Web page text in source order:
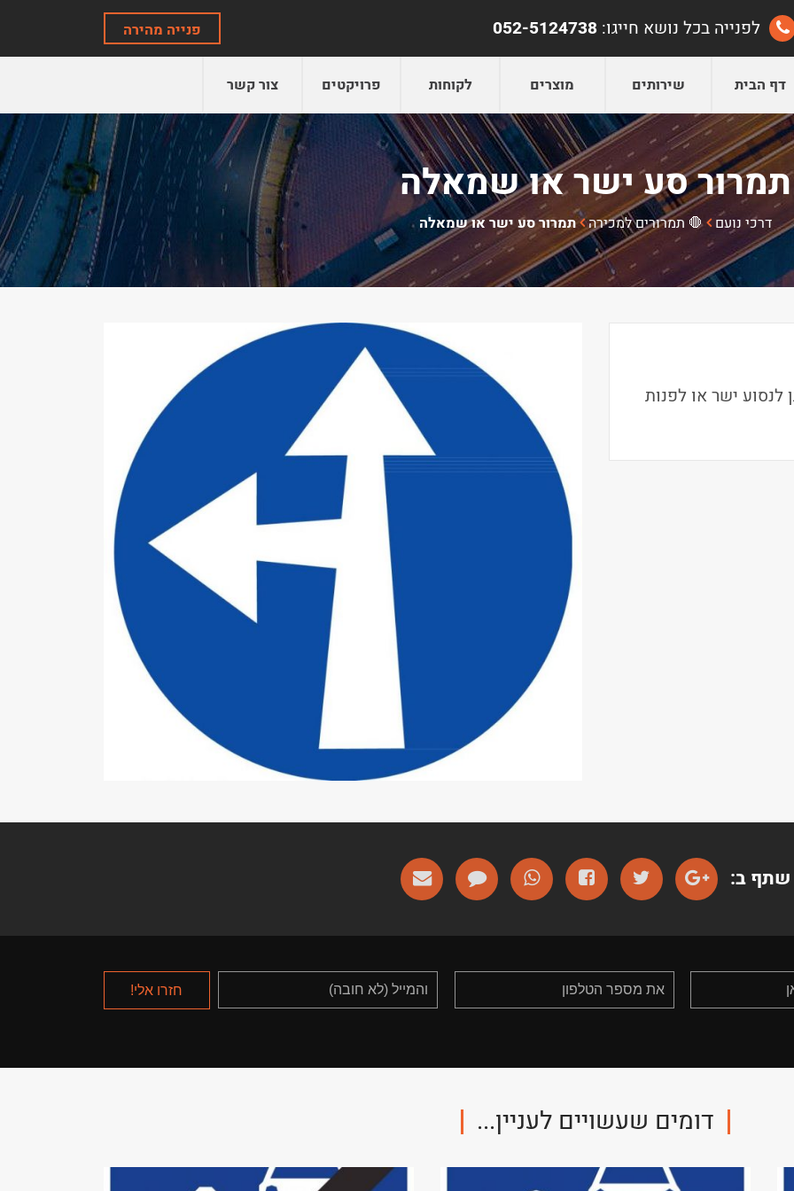
לפנייה בכל נושא חייגו: 052-5124738 פנייה מהירה
דף הבית שירותים מוצרים לקוחות פרויקטים צור קשר
תמרור סע ישר או שמאלה
דרכי נועם 🛑 תמרורים למכירה תמרור סע ישר או שמאלה
לנסוע ישר או לפנות
שתף ב:
דומים שעשויים לעניין...